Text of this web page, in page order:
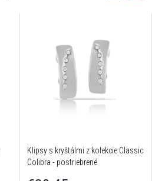
Klipsy s kryštálmi z kolekcie Classic
Colibra - postriebrené